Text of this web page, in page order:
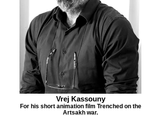
Vrej Kassouny
For his short animation film Trenched on the
Artsakh war.